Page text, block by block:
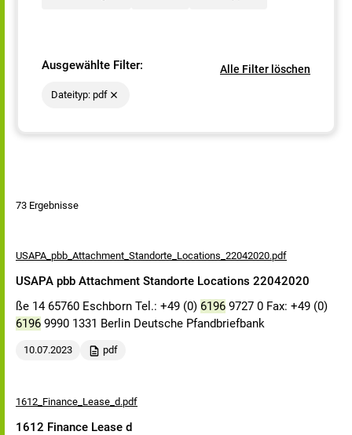
Ausgewählte Filter: Alle Filter löschen
Dateityp: pdf
73 Ergebnisse
USAPA_pbb_Attachment_Standorte_Locations_22042020.pdf
USAPA pbb Attachment Standorte Locations 22042020
ße 14 65760 Eschborn Tel.: +49 (0) 6196 9727 0 Fax: +49 (0)
6196 9990 1331 Berlin Deutsche Pfandbriefbank
10.07.2023 pdf
1612_Finance_Lease_d.pdf
1612 Finance Lease d